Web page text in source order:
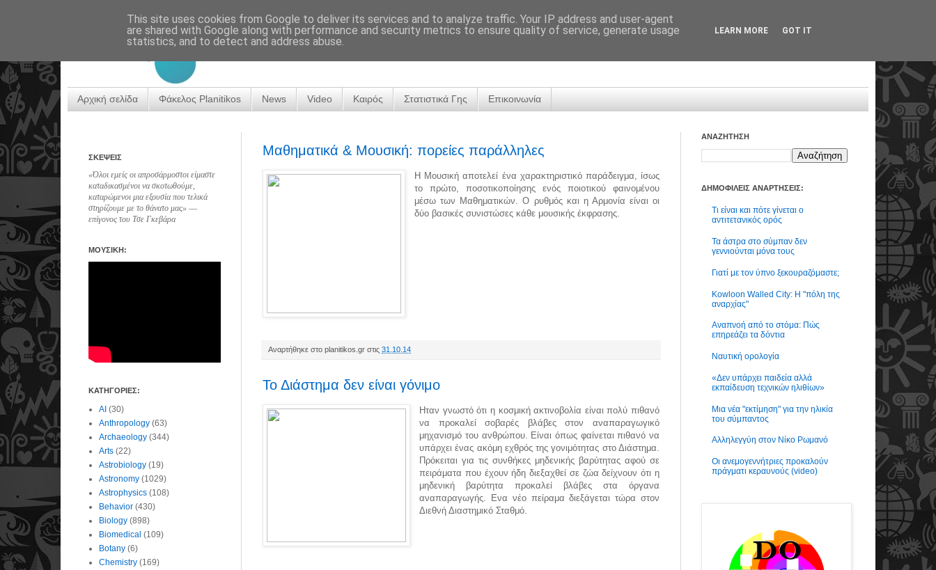
Αρχική σελίδα Φάκελος Planitikos News Video Καιρός Στατιστικά Γης Επικοινωνία
Μαθηματικά & Μουσική: πορείες παράλληλες
Η Μουσική αποτελεί ένα χαρακτηριστικό παράδειγμα, ίσως
το πρώτο, ποσοτικοποίησης ενός ποιοτικού φαινομένου
μέσω των Μαθηματικών. Ο ρυθμός και η Αρμονία είναι οι
δύο βασικές συνιστώσες κάθε μουσικής έκφρασης.
Αναρτήθηκε στο planitikos.gr στις 31.10.14
Το Διάστημα δεν είναι γόνιμο
Ηταν γνωστό ότι η κοσμική ακτινοβολία είναι πολύ πιθανό
να προκαλεί σοβαρές βλάβες στον αναπαραγωγικό
μηχανισμό του ανθρώπου. Είναι όπως φαίνεται πιθανό να
υπάρχει ένας ακόμη εχθρός της γονιμότητας στο Διάστημα.
Πρόκειται για τις συνθήκες μηδενικής βαρύτητας αφού σε
πειράματα που έχουν ήδη διεξαχθεί σε ζώα δείχνουν ότι η
μηδενική βαρύτητα προκαλεί βλάβες στα όργανα
αναπαραγωγής. Ενα νέο πείραμα διεξάγεται τώρα στον
Διεθνή Διαστημικό Σταθμό.
ΣΚΕΨΕΙΣ
«Όλοι εμείς οι απροσάρμοστοι είμαστε
καταδικασμένοι να σκοτωθούμε,
καταρώμενοι μια εξουσία που τελικά
στηρίζουμε με το θάνατο μας» ―
επίγονος του Τσε Γκεβάρα
ΜΟΥΣΙΚΗ:
ΚΑΤΗΓΟΡΙΕΣ:
AI (30)
Anthropology (63)
Archaeology (344)
Arts (22)
Astrobiology (19)
Astronomy (1029)
Astrophysics (108)
Behavior (430)
Biology (898)
Biomedical (109)
Botany (6)
Chemistry (169)
ΑΝΑΖΗΤΗΣΗ
ΔΗΜΟΦΙΛΕΙΣ ΑΝΑΡΤΗΣΕΙΣ:
Τι είναι και πότε γίνεται ο
αντιτετανικός ορός
Τα άστρα στο σύμπαν δεν
γεννιούνται μόνα τους
Γιατί με τον ύπνο ξεκουραζόμαστε;
Kowloon Walled City: Η "πόλη της
αναρχίας"
Αναπνοή από το στόμα: Πώς
επηρεάζει τα δόντια
Ναυτική ορολογία
«Δεν υπάρχει παιδεία αλλά
εκπαίδευση τεχνικών ηλιθίων»
Μια νέα "εκτίμηση" για την ηλικία
του σύμπαντος
Αλληλεγγύη στον Νίκο Ρωμανό
Οι ανεμογεννήτριες προκαλούν
πράγματι κεραυνούς (video)
This site uses cookies from Google to deliver its services and to analyze traffic. Your IP address and user-agent
are shared with Google along with performance and security metrics to ensure quality of service, generate usage
statistics, and to detect and address abuse.
LEARN MORE GOT IT